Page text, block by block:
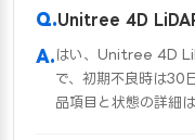
Unitree 4D LiDAR
はい、Unitree 4D
で、初期不良時は30
品項目と状態の詳細